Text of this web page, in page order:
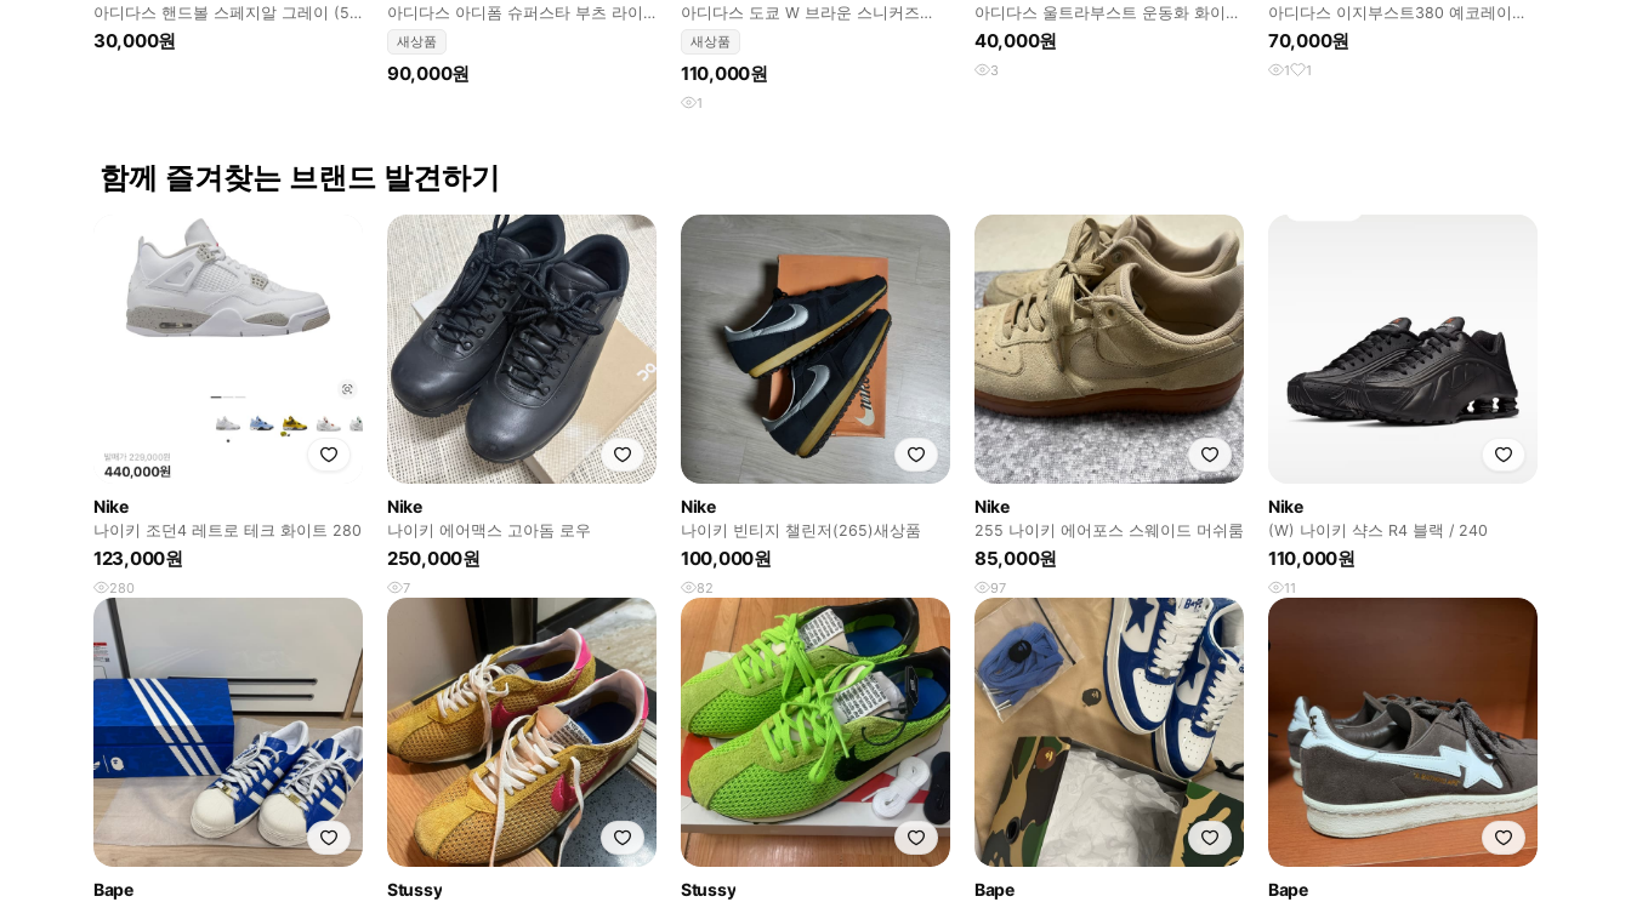
아디다스 핸드볼 스페지알 그레이 (5
회 미만 착용) 225-230
30,000원
아디다스 아디폼 슈퍼스타 부츠 라이
트 핑크 225
새상품
90,000원
아디다스 도쿄 W 브라운 스니커즈
280
새상품
110,000원
1
아디다스 울트라부스트 운동화 화이트
255
40,000원
3
아디다스 이지부스트380 예코레이트
275 (gr-5865)
70,000원
1 1
함께 즐겨찾는 브랜드 발견하기
Nike
나이키 조던4 레트로 테크 화이트 280
123,000원
280
Nike
나이키 에어맥스 고아돔 로우
250,000원
7
Nike
나이키 빈티지 챌린저(265)새상품
100,000원
82
Nike
255 나이키 에어포스 스웨이드 머쉬룸
85,000원
97
Nike
(W) 나이키 샥스 R4 블랙 / 240
110,000원
11
Bape Stussy Stussy Bape Bape